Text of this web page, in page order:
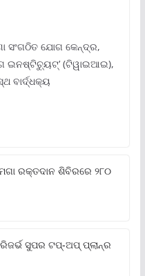
ସଂଗଠିତ ଯୋଗ କେନ୍ଦ୍ର,
ଇନଷ୍ଟିଚ୍ୟୁଟ୍‌’ (ଟିୱାଇଆଇ),
ବାର୍ଦ୍ଧକ୍ୟ
ରକ୍ତଦାନ ଶିବିରରେ ୨୮୦
ସୁପର ଟପ୍‌-ଅପ୍ ପ୍ଲାନ୍‌ର